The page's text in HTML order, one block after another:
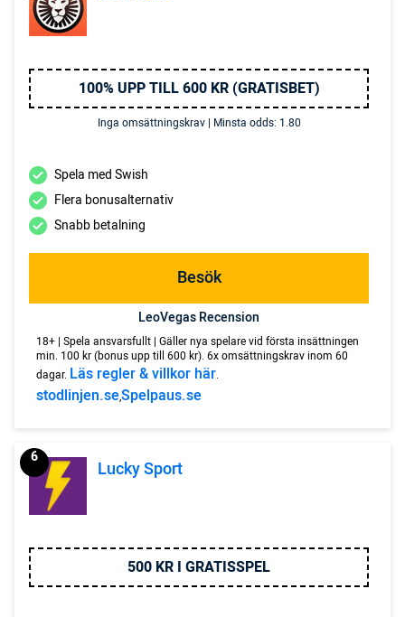
100% UPP TILL 600 KR (GRATISBET)
Inga omsättningskrav | Minsta odds: 1.80
Spela med Swish
Flera bonusalternativ
Snabb betalning
Besök
LeoVegas Recension
18+ | Spela ansvarsfullt | Gäller nya spelare vid första insättningen
min. 100 kr (bonus upp till 600 kr). 6x omsättningskrav inom 60
dagar. Läs regler & villkor här.
stodlinjen.se,Spelpaus.se
Lucky Sport
6
500 KR I GRATISSPEL